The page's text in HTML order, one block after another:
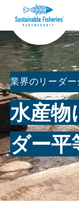
業界のリーダ
水産物
ダー平